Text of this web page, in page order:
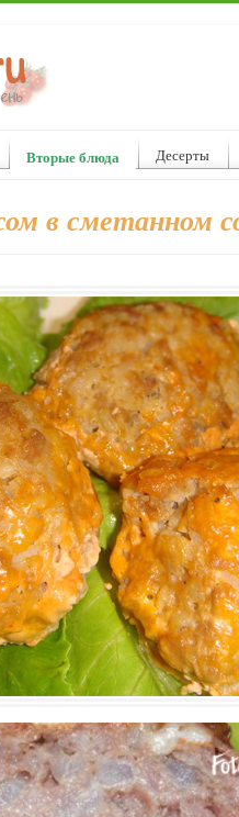
Вторые блюда Десерты
в сметанном